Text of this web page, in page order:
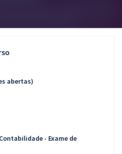
abertas)
- Exame de